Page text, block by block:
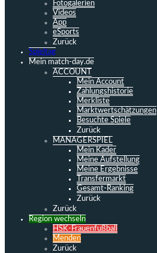
Fotogalerien
Videos
App
eSports
Zurück
Spieltag
Mein match-day.de
ACCOUNT
Mein Account
Zahlungshistorie
Merkliste
Marktwertschätzungen
Besuchte Spiele
Zurück
MANAGERSPIEL
Mein Kader
Meine Aufstellung
Meine Ergebnisse
Transfermarkt
Gesamt-Ranking
Zurück
Zurück
Region wechseln
HSK-Frauenfußball
Menden
Zurück